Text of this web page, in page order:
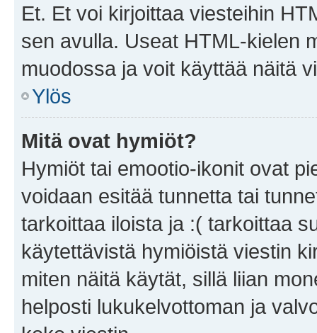
Et. Et voi kirjoittaa viesteihin
sen avulla. Useat HTML-kielen
muodossa ja voit käyttää näitä
Ylös
Mitä ovat hymiöt?
Hymiöt tai emootio-ikonit ovat
voidaan esitää tunnetta tai
tarkoittaa iloista ja :( tarkoittaa
käytettävistä hymiöistä viestin
miten näitä käytät, sillä liian
helposti lukukelvottoman ja